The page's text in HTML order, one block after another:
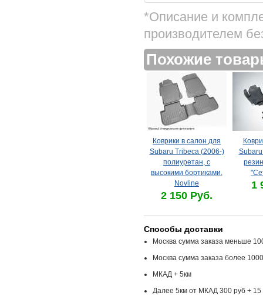
*Описание и
производителем
Похожие
Коврики в салон для
Subaru Tribeca (2006-)
полиуретан, с
высокими бортиками,
Novline
2 150 Руб.
1
Способы доставки
Москва сумма заказа меньше
Москва сумма заказа более
МКАД + 5км
Далее 5км от МКАД 300 руб + 15